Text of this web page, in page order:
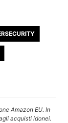
Amazon EU. In
acquisti idonei.